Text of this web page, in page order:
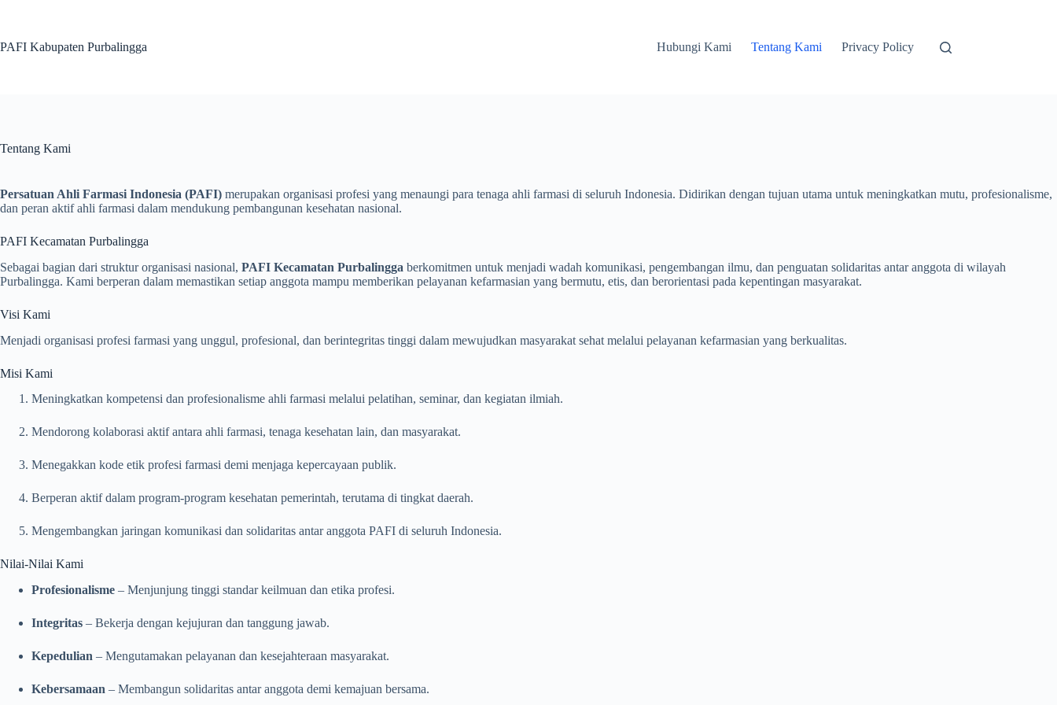
PAFI Kabupaten Purbalingga
Hubungi Kami Tentang Kami Privacy Policy
Tentang Kami
Persatuan Ahli Farmasi Indonesia (PAFI) merupakan organisasi profesi yang menaungi para tenaga ahli farmasi di seluruh Indonesia. Didirikan dengan tujuan utama untuk meningkatkan mutu, profesionalisme,
dan peran aktif ahli farmasi dalam mendukung pembangunan kesehatan nasional.
PAFI Kecamatan Purbalingga
Sebagai bagian dari struktur organisasi nasional, PAFI Kecamatan Purbalingga berkomitmen untuk menjadi wadah komunikasi, pengembangan ilmu, dan penguatan solidaritas antar anggota di wilayah
Purbalingga. Kami berperan dalam memastikan setiap anggota mampu memberikan pelayanan kefarmasian yang bermutu, etis, dan berorientasi pada kepentingan masyarakat.
Visi Kami
Menjadi organisasi profesi farmasi yang unggul, profesional, dan berintegritas tinggi dalam mewujudkan masyarakat sehat melalui pelayanan kefarmasian yang berkualitas.
Misi Kami
Meningkatkan kompetensi dan profesionalisme ahli farmasi melalui pelatihan, seminar, dan kegiatan ilmiah.
Mendorong kolaborasi aktif antara ahli farmasi, tenaga kesehatan lain, dan masyarakat.
Menegakkan kode etik profesi farmasi demi menjaga kepercayaan publik.
Berperan aktif dalam program-program kesehatan pemerintah, terutama di tingkat daerah.
Mengembangkan jaringan komunikasi dan solidaritas antar anggota PAFI di seluruh Indonesia.
Nilai-Nilai Kami
Profesionalisme – Menjunjung tinggi standar keilmuan dan etika profesi.
Integritas – Bekerja dengan kejujuran dan tanggung jawab.
Kepedulian – Mengutamakan pelayanan dan kesejahteraan masyarakat.
Kebersamaan – Membangun solidaritas antar anggota demi kemajuan bersama.